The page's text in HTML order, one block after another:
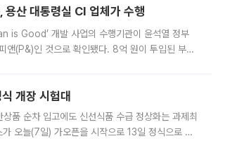
산 대통령실 CI 업체가 수행
is Good’ 개발 사업의 수행기관이 윤석열 정부
앤(P&)인 것으로 확인됐다. 8억 원이 투입된 부산
개장 시험대
품 순차 입고에도 신선식품 수급 정상화는 과제최
오늘(7일) 가오픈을 시작으로 13일 정식으로 재